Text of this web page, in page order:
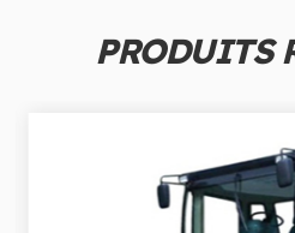
PRODUITS